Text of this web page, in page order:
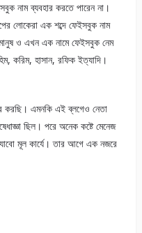
নাম ব্যবহার করতে পারেন না।
লোকেরা এক শব্দে ফেইসবুক নাম
ও এখন এক নামে ফেইসবুক নেম
করিম, হাসান, রফিক ইত্যাদি।
করছি। এমনকি এই ব্লগেও নেতা
ছিল। পরে অনেক কষ্টে মেনেজ
মূল কার্যে। তার আগে এক নজরে